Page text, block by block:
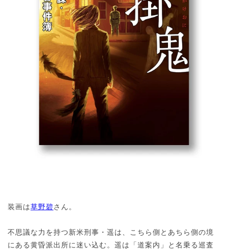
装画は草野碧さん。
不思議な力を持つ新米刑事・遥は、こちら側とあちら側の境
にある黄昏派出所に迷い込む。遥は「道案内」と名乗る巡査